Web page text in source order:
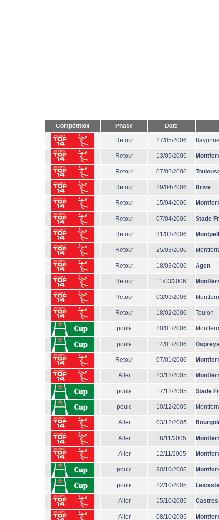
Compétition Phase Date
Retour 27/05/2006 Bayonne
Retour 13/05/2006
Retour 07/05/2006
Retour 29/04/2006 Brive
Retour 15/04/2006
Retour 07/04/2006 Stade
Retour 31/03/2006
Retour 25/03/2006
Retour 18/03/2006 Agen
Retour 11/03/2006
Retour 03/03/2006
Retour 18/02/2006 Toulon
poule 20/01/2006
poule 14/01/2006 Ospreys
Retour 07/01/2006
Aller 23/12/2005
poule 17/12/2005 Stade
poule 10/12/2005
Aller 03/12/2005
Aller 18/11/2005
Aller 12/11/2005
poule 30/10/2005
poule 22/10/2005
Aller 15/10/2005 Castres
Aller 08/10/2005